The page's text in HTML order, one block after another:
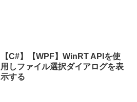
【C#】【WPF】WinRT APIを使
用しファイル選択ダイアログを表
示する